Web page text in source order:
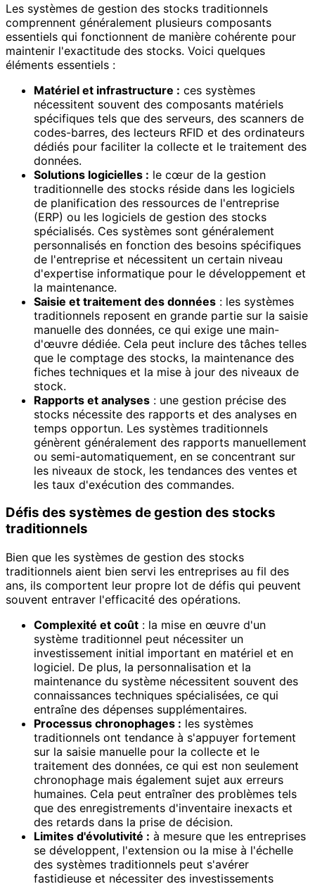
Les systèmes de gestion des stocks traditionnels
comprennent généralement plusieurs composants
essentiels qui fonctionnent de manière cohérente pour
maintenir l'exactitude des stocks. Voici quelques
éléments essentiels :
Matériel et infrastructure : ces systèmes
nécessitent souvent des composants matériels
spécifiques tels que des serveurs, des scanners de
codes-barres, des lecteurs RFID et des ordinateurs
dédiés pour faciliter la collecte et le traitement des
données.
Solutions logicielles : le cœur de la gestion
traditionnelle des stocks réside dans les logiciels
de planification des ressources de l'entreprise
(ERP) ou les logiciels de gestion des stocks
spécialisés. Ces systèmes sont généralement
personnalisés en fonction des besoins spécifiques
de l'entreprise et nécessitent un certain niveau
d'expertise informatique pour le développement et
la maintenance.
Saisie et traitement des données : les systèmes
traditionnels reposent en grande partie sur la saisie
manuelle des données, ce qui exige une main-
d'œuvre dédiée. Cela peut inclure des tâches telles
que le comptage des stocks, la maintenance des
fiches techniques et la mise à jour des niveaux de
stock.
Rapports et analyses : une gestion précise des
stocks nécessite des rapports et des analyses en
temps opportun. Les systèmes traditionnels
génèrent généralement des rapports manuellement
ou semi-automatiquement, en se concentrant sur
les niveaux de stock, les tendances des ventes et
les taux d'exécution des commandes.
Défis des systèmes de gestion des stocks
traditionnels
Bien que les systèmes de gestion des stocks
traditionnels aient bien servi les entreprises au fil des
ans, ils comportent leur propre lot de défis qui peuvent
souvent entraver l'efficacité des opérations.
Complexité et coût : la mise en œuvre d'un
système traditionnel peut nécessiter un
investissement initial important en matériel et en
logiciel. De plus, la personnalisation et la
maintenance du système nécessitent souvent des
connaissances techniques spécialisées, ce qui
entraîne des dépenses supplémentaires.
Processus chronophages : les systèmes
traditionnels ont tendance à s'appuyer fortement
sur la saisie manuelle pour la collecte et le
traitement des données, ce qui est non seulement
chronophage mais également sujet aux erreurs
humaines. Cela peut entraîner des problèmes tels
que des enregistrements d'inventaire inexacts et
des retards dans la prise de décision.
Limites d'évolutivité : à mesure que les entreprises
se développent, l'extension ou la mise à l'échelle
des systèmes traditionnels peut s'avérer
fastidieuse et nécessiter des investissements